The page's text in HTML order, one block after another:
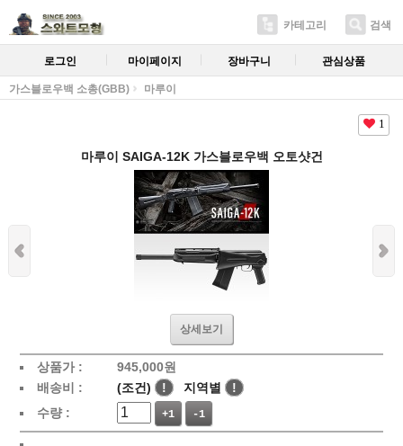
카테고리 검색
로그인 마이페이지 장바구니 관심상품
가스블로우백 소총(GBB) 마루이
1
마루이 SAIGA-12K 가스블로우백 오토샷건
상세보기
상품가 :
945,000원
배송비 :
(조건) ! 지역별
!
수량 :
+1 -1